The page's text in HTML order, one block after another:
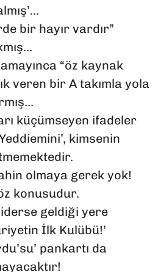
bir hayır vardır”
“öz kaynak
veren bir A takımla yola
küçümseyen ifadeler
kimsenin
olmaya gerek yok!
konusudur.
geldiği yere
İlk Kulübü!’
pankartı da